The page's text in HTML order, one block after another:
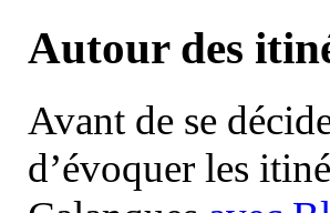
Autour des
Avant de se
d’évoquer les